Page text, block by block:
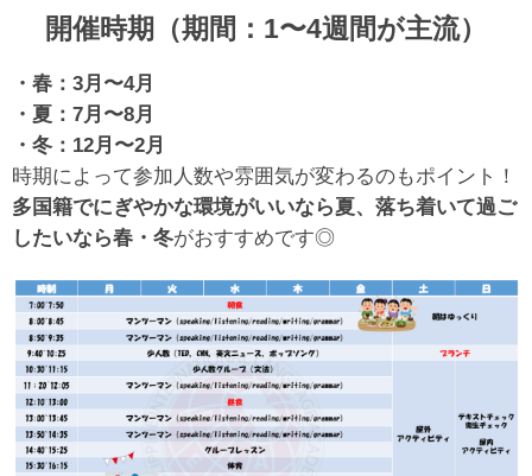
開催時期（期間：1〜4週間が主流）
・春：3月〜4月
・夏：7月〜8月
・冬：12月〜2月
時期によって参加人数や雰囲気が変わるのもポイント！
多国籍でにぎやかな環境がいいなら夏、落ち着いて過ご
したいなら春・冬がおすすめです◎